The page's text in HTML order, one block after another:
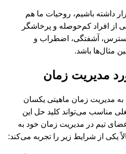
داشته باشیم، روحیات ما هم
افراد کم‌حوصله و پرخاشگر
آشفتگی، اضطراب و
مثال‌ها باشد.
مدیریت زمان
مدیریت زمان ماهیتی یکسان
مناسب می‌تواند کلید حل این
تیم در مدیریت زمان خود به
یکی از شرایط زیر را تجربه می‌کند: